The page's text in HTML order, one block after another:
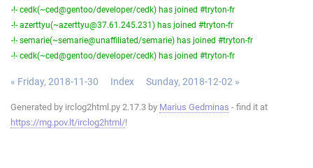
-!- cedk(~ced@gentoo/developer/cedk) has joined #tryton-fr
-!- azerttyu(~azerttyu@37.61.245.231) has joined #tryton-fr
-!- semarie(~semarie@unaffiliated/semarie) has joined #tryton-fr
-!- cedk(~ced@gentoo/developer/cedk) has joined #tryton-fr
« Friday, 2018-11-30 Index Sunday, 2018-12-02 »
Generated by irclog2html.py 2.17.3 by Marius Gedminas - find it at
https://mg.pov.lt/irclog2html/!